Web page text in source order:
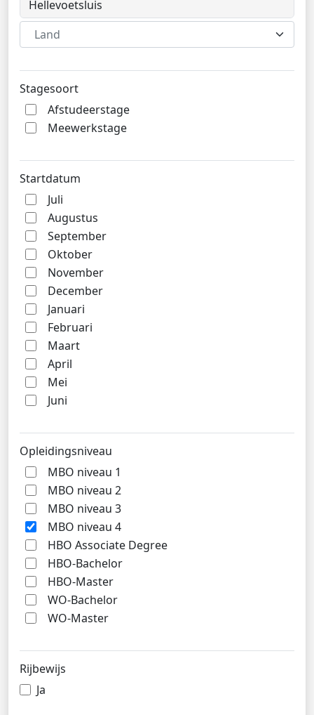
Land
Stagesoort
Afstudeerstage
Meewerkstage
Startdatum
Juli
Augustus
September
Oktober
November
December
Januari
Februari
Maart
April
Mei
Juni
Opleidingsniveau
MBO niveau 1
MBO niveau 2
MBO niveau 3
MBO niveau 4
HBO Associate Degree
HBO-Bachelor
HBO-Master
WO-Bachelor
WO-Master
Rijbewijs
Ja